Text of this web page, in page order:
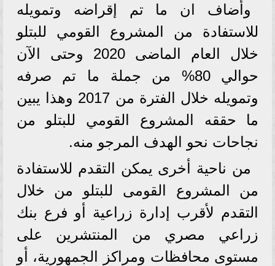
وأضاف ان ما تم إقراضه وتمويله
للاستفادة من المشروع القومي للبتلو
خلال العام الماضى 2020 وحتى الآن
حوالي 80% من جملة ما تم صرفه
وتمويله خلال الفترة من 2017 وهذا يبين
ما حققه المشروع القومي للبتلو من
نجاحات نحو الهدف المرجو منه.
من ناحية أخرى يمكن التقدم للاستفادة
من المشروع القومى للبتلو من خلال
التقدم لأقرب إدارة زراعية أو فرع بنك
زراعي مصري من المنتشرين على
مستوى محافظات ومراكز الجمهورية، أو